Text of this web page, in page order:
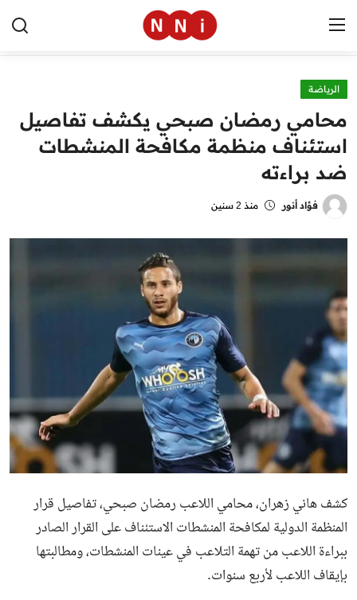
الرئيسية
اخبار مصر
العالم
الرياضة
مال وأعمال
التعليم
منوعات
الرياضة
محامي رمضان صبحي يكشف تفاصيل
استئناف منظمة مكافحة المنشطات
ضد براءته
فؤاد أنور منذ 2 سنين
كشف هاني زهران، محامي اللاعب رمضان صبحي، تفاصيل قرار
المنظمة الدولية لمكافحة المنشطات الاستئناف على القرار الصادر
ببراءة اللاعب من تهمة التلاعب في عينات المنشطات، ومطالبتها
بإيقاف اللاعب لأربع سنوات.